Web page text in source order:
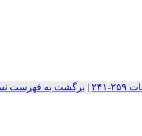
| برگشت به فهرست